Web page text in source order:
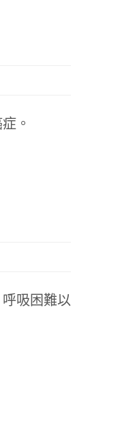
。
吸困難以